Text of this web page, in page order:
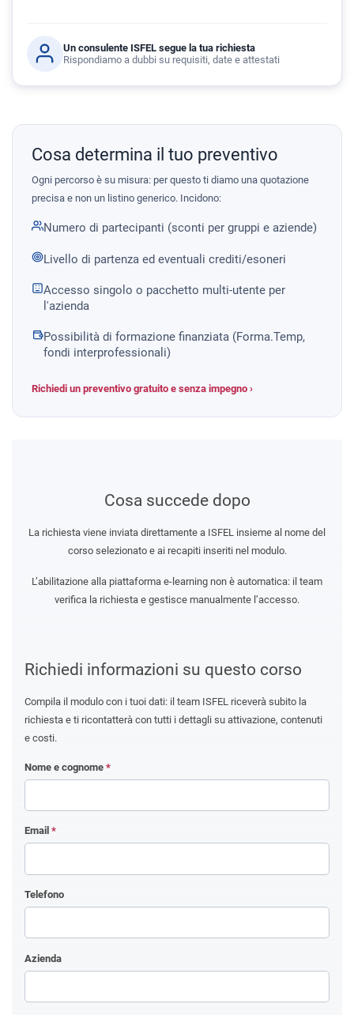
Un consulente ISFEL segue la tua richiesta
Rispondiamo a dubbi su requisiti, date e attestati
Cosa determina il tuo preventivo
Ogni percorso è su misura: per questo ti diamo una quotazione
precisa e non un listino generico. Incidono:
Numero di partecipanti (sconti per gruppi e aziende)
Livello di partenza ed eventuali crediti/esoneri
Accesso singolo o pacchetto multi-utente per
l'azienda
Possibilità di formazione finanziata (Forma.Temp,
fondi interprofessionali)
Richiedi un preventivo gratuito e senza impegno ›
Richiedi informazioni su questo corso
Compila il modulo con i tuoi dati: il team ISFEL riceverà subito la
richiesta e ti ricontatterà con tutti i dettagli su attivazione, contenuti
e costi.
Nome e cognome *
Email *
Telefono
Azienda
Cosa succede dopo
La richiesta viene inviata direttamente a ISFEL insieme al nome del
corso selezionato e ai recapiti inseriti nel modulo.
L’abilitazione alla piattaforma e-learning non è automatica: il team
verifica la richiesta e gestisce manualmente l’accesso.